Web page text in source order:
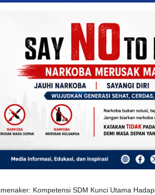
Kompetensi SDM Kunci Utama